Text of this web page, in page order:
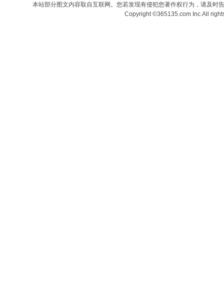
本站部分图文内容取自互联网。您若发现有侵犯您著作权行为，请及时
Copyright ©365135.com Inc.All